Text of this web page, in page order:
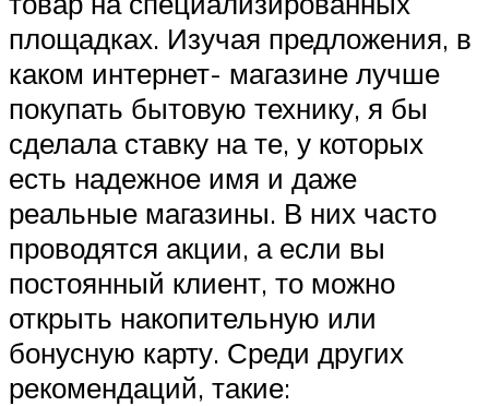
площадках. Изучая предложения, в
каком интернет- магазине лучше
покупать бытовую технику, я бы
сделала ставку на те, у которых
есть надежное имя и даже
реальные магазины. В них часто
проводятся акции, а если вы
постоянный клиент, то можно
открыть накопительную или
бонусную карту. Среди других
рекомендаций, такие: